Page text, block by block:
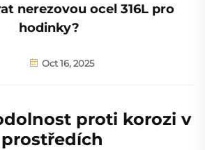
nerezovou ocel 316L pro
hodinky?
Oct 16, 2025
proti korozi v